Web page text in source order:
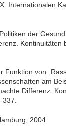
Internationalen
der
Kontinuitäten
Funktion von
am
Differenz.
337.
2004.